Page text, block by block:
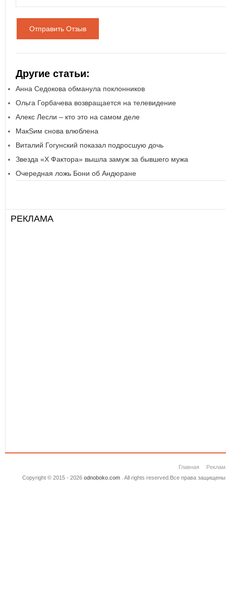
Отправить Отзыв
Другие статьи:
Анна Седокова обманула поклонников
Ольга Горбачева возвращается на телевидение
Алекс Лесли – кто это на самом деле
МакSим снова влюблена
Виталий Гогунский показал подросшую дочь
Звезда «Х Фактора» вышла замуж за бывшего мужа
Очередная ложь Бони об Андюране
РЕКЛАМА
Главная
Copyright © 2015 - 2026 odnoboko.com. All rights reserved.Все права защищены.